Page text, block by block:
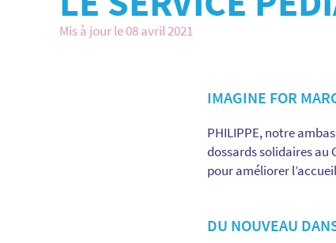
Mis à jour le 08 avril 2021
IMAGINE FOR
PHILIPPE, notre
dossards solidaires au
pour améliorer
DU NOUVEAU